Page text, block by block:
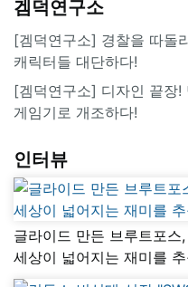
겜덕연구소
[겜덕연구소] 경찰을 따돌
캐릭터들 대단하다!
[겜덕연구소] 디자인 끝장!
게임기로 개조하다!
인터뷰
글라이드 만든 브루트포스
세상이 넓어지는 재미를 추